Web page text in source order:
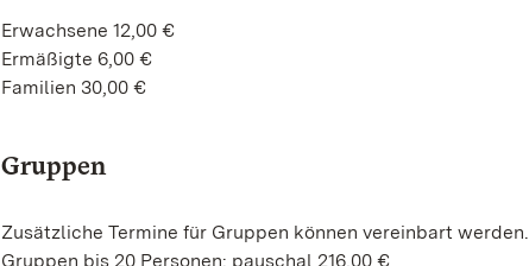
Erwachsene 12,00 €
Ermäßigte 6,00 €
Familien 30,00 €
Gruppen
Zusätzliche Termine für Gruppen können vereinbart werden.
Gruppen bis 20 Personen: pauschal 216,00 €